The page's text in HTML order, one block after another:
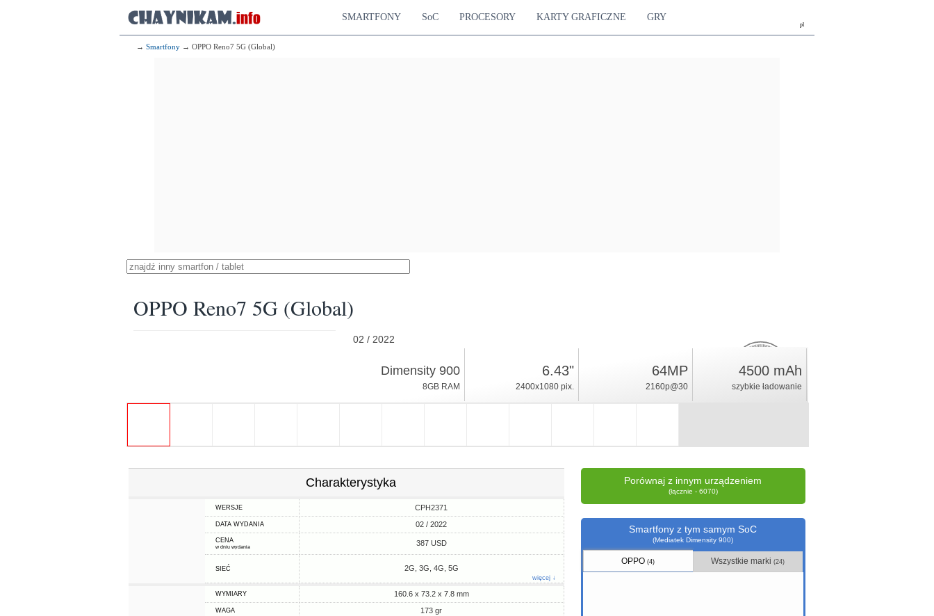
pl
SMARTFONY SoC PROCESORY KARTY GRAFICZNE GRY
→ Smartfony → OPPO Reno7 5G (Global)
OPPO Reno7 5G (Global)
02 / 2022
Android 11
17%
ocena
Dimensity 900
8GB RAM
6.43"
2400x1080 pix.
64MP
2160p@30
4500 mAh
szybkie ładowanie
Charakterystyka
WERSJE CPH2371
DATA WYDANIA 02 / 2022
CENA
w dniu wydania 387 USD
SIEĆ 2G, 3G, 4G, 5G
więcej ↓
WYMIARY 160.6 x 73.2 x 7.8 mm
WAGA 173 gr
Porównaj z innym urządzeniem
(łącznie - 6070)
Smartfony z tym samym SoC
(Mediatek Dimensity 900)
OPPO(4) Wszystkie marki(24)